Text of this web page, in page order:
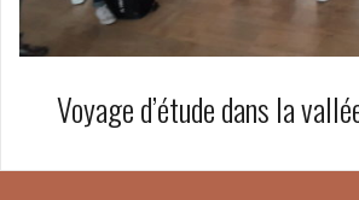
Voyage d’étude dans la